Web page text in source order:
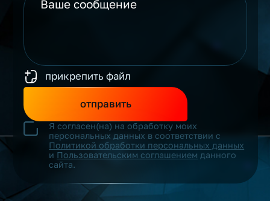
прикрепить файл
отправить
Я согласен(на) на обработку моих
персональных данных в соответствии с
Политикой обработки персональных данных
и Пользовательским соглашением данного
сайта.